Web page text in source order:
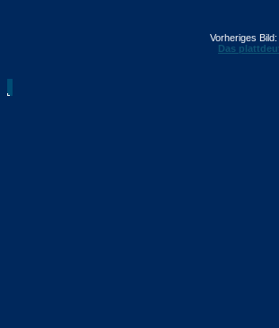
Vorheriges Bild:
Das